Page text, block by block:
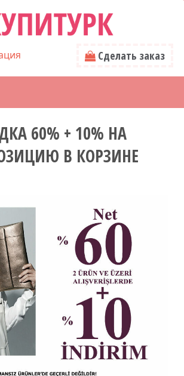
Сделать заказ
60% + 10% НА
В КОРЗИНЕ